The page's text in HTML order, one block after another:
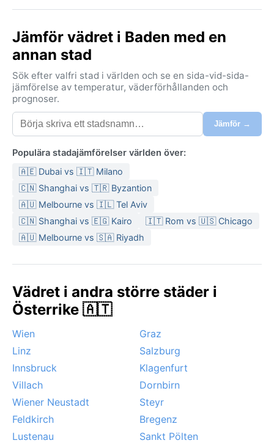
Jämför vädret i Baden med en
annan stad
Sök efter valfri stad i världen och se en sida-vid-sida-
jämförelse av temperatur, väderförhållanden och
prognoser.
Jämför →
Populära stadajämförelser världen över:
🇦🇪 Dubai vs 🇮🇹 Milano
🇨🇳 Shanghai vs 🇹🇷 Byzantion
🇦🇺 Melbourne vs 🇮🇱 Tel Aviv
🇨🇳 Shanghai vs 🇪🇬 Kairo
🇮🇹 Rom vs 🇺🇸 Chicago
🇦🇺 Melbourne vs 🇸🇦 Riyadh
Vädret i andra större städer i
Österrike 🇦🇹
Wien
Graz
Linz
Salzburg
Innsbruck
Klagenfurt
Villach
Dornbirn
Wiener Neustadt
Steyr
Feldkirch
Bregenz
Lustenau
Sankt Pölten